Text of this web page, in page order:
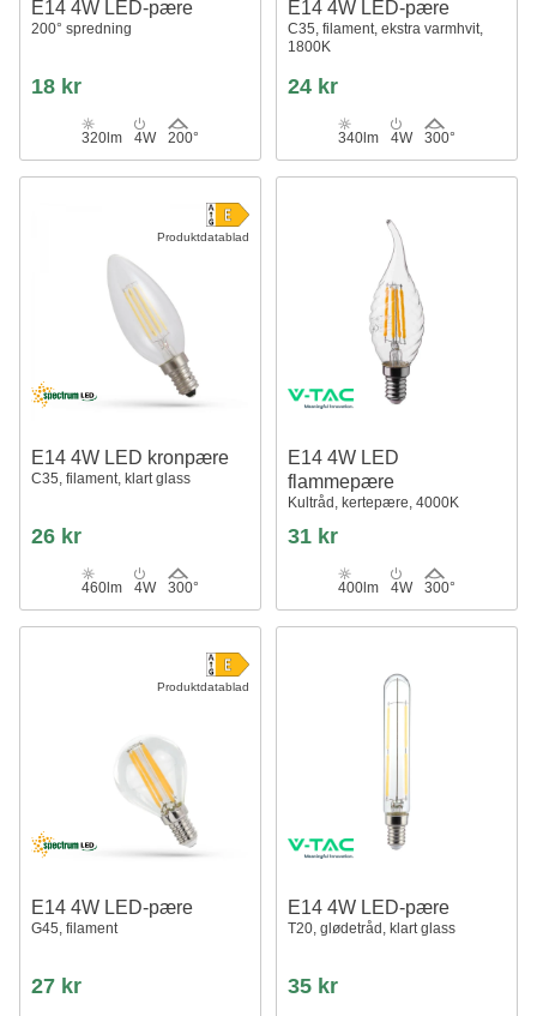
E14 4W LED-pære
200° spredning
18 kr
320lm 4W 200°
E14 4W LED-pære
C35, filament, ekstra varmhvit,
1800K
24 kr
340lm 4W 300°
Produktdatablad
E14 4W LED kronpære
C35, filament, klart glass
26 kr
460lm 4W 300°
E14 4W LED
flammepære
Kultråd, kertepære, 4000K
31 kr
400lm 4W 300°
Produktdatablad
E14 4W LED-pære
G45, filament
27 kr
E14 4W LED-pære
T20, glødetråd, klart glass
35 kr